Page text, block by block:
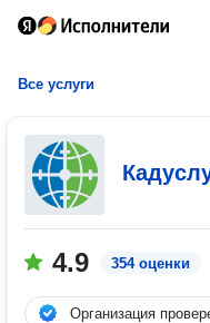
Все услуги
4.9 354 оценки
Организация